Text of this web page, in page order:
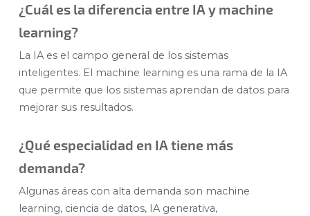
¿Cuál es la diferencia entre IA y machine
learning?
La IA es el campo general de los sistemas
inteligentes. El machine learning es una rama de la IA
que permite que los sistemas aprendan de datos para
mejorar sus resultados.
¿Qué especialidad en IA tiene más
demanda?
Algunas áreas con alta demanda son machine
learning, ciencia de datos, IA generativa,